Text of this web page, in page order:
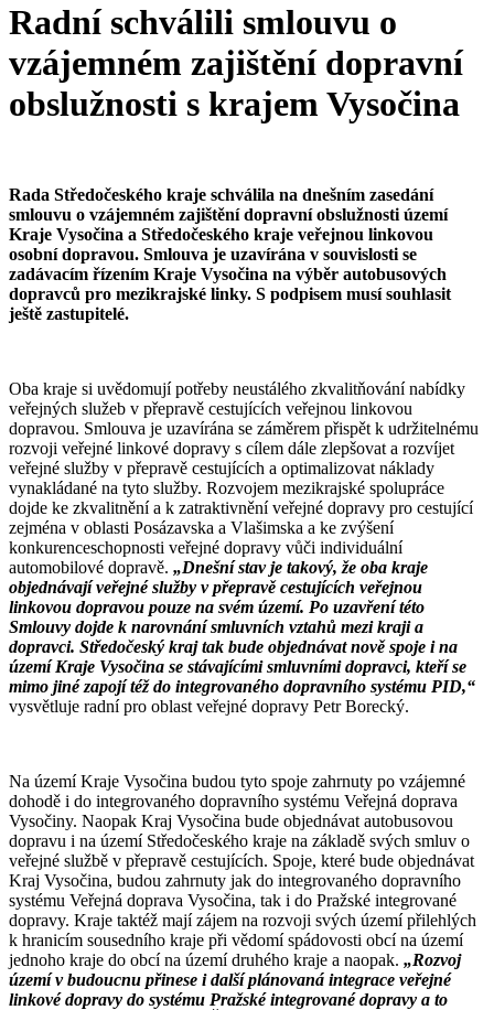
Radní schválili smlouvu o
vzájemném zajištění dopravní
obslužnosti s krajem Vysočina
Rada Středočeského kraje schválila na dnešním zasedání
smlouvu o vzájemném zajištění dopravní obslužnosti území
Kraje Vysočina a Středočeského kraje veřejnou linkovou
osobní dopravou. Smlouva je uzavírána v souvislosti se
zadávacím řízením Kraje Vysočina na výběr autobusových
dopravců pro mezikrajské linky. S podpisem musí souhlasit
ještě zastupitelé.
Oba kraje si uvědomují potřeby neustálého zkvalitňování nabídky
veřejných služeb v přepravě cestujících veřejnou linkovou
dopravou. Smlouva je uzavírána se záměrem přispět k udržitelnému
rozvoji veřejné linkové dopravy s cílem dále zlepšovat a rozvíjet
veřejné služby v přepravě cestujících a optimalizovat náklady
vynakládané na tyto služby. Rozvojem mezikrajské spolupráce
dojde ke zkvalitnění a k zatraktivnění veřejné dopravy pro cestující
zejména v oblasti Posázavska a Vlašimska a ke zvýšení
konkurenceschopnosti veřejné dopravy vůči individuální
automobilové dopravě. „Dnešní stav je takový, že oba kraje
objednávají veřejné služby v přepravě cestujících veřejnou
linkovou dopravou pouze na svém území. Po uzavření této
Smlouvy dojde k narovnání smluvních vztahů mezi kraji a
dopravci. Středočeský kraj tak bude objednávat nově spoje i na
území Kraje Vysočina se stávajícími smluvními dopravci, kteří se
mimo jiné zapojí též do integrovaného dopravního systému PID,“
vysvětluje radní pro oblast veřejné dopravy Petr Borecký.
Na území Kraje Vysočina budou tyto spoje zahrnuty po vzájemné
dohodě i do integrovaného dopravního systému Veřejná doprava
Vysočiny. Naopak Kraj Vysočina bude objednávat autobusovou
dopravu i na území Středočeského kraje na základě svých smluv o
veřejné službě v přepravě cestujících. Spoje, které bude objednávat
Kraj Vysočina, budou zahrnuty jak do integrovaného dopravního
systému Veřejná doprava Vysočina, tak i do Pražské integrované
dopravy. Kraje taktéž mají zájem na rozvoji svých území přilehlých
k hranicím sousedního kraje při vědomí spádovosti obcí na území
jednoho kraje do obcí na území druhého kraje a naopak. „Rozvoj
území v budoucnu přinese i další plánovaná integrace veřejné
linkové dopravy do systému Pražské integrované dopravy a to